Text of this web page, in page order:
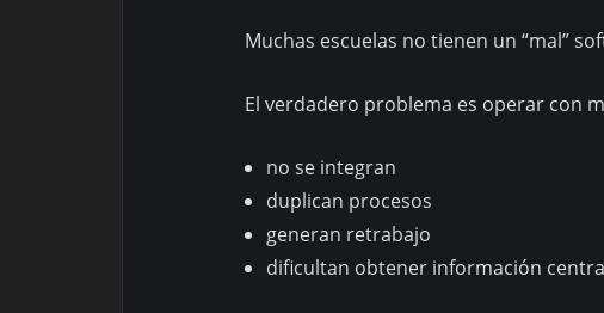
Muchas escuelas no tienen un “mal”
El verdadero problema es operar con
no se integran
duplican procesos
generan retrabajo
dificultan obtener información